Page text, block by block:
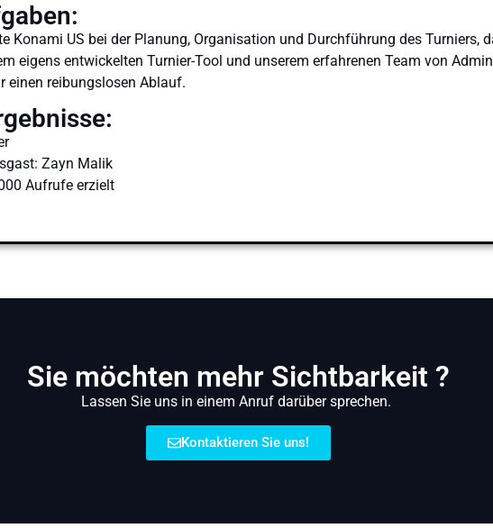
Konami US bei der Planung, Organisation und Durchführung des Turniers,
eigens entwickelten Turnier-Tool und unserem erfahrenen Team von
einen reibungslosen Ablauf.
Zayn Malik
Aufrufe erzielt
Sie möchten mehr Sichtbarkeit ?
Lassen Sie uns in einem Anruf darüber sprechen.
Kontaktieren Sie uns!